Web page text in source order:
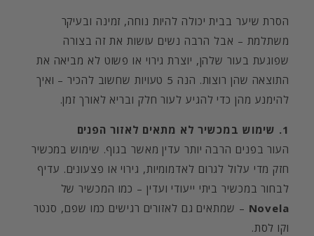
הסרת שיער בבית יכולה להיות נוחה, זמינה ובעיקר
משתלמת – אבל הרבה נשים עושות את זה בצורה
שפוגעת בעור שלהן, יוצרת גירוי או פשוט לא מביאה את
התוצאה שהן רוצות. הנה 5 טעויות שחשוב להכיר – ואיך
להימנע מהן כדי להגיע לעור חלק ובריא לאורך זמן.
1. שימוש במכשיר לא מתאים לאזור הפנים
העור בפנים הרבה יותר עדין מאשר בגוף. שימוש במכשיר
חזק מדי עלול לגרום לאדמומיות, גירוי או פצעונים. עדיף
לבחור במכשיר ביתי ייעודי ועדין – כמו המכשיר של
Novela – שמתאים גם לאזורים רגישים כמו שפם, סנטר
וקו לסת.